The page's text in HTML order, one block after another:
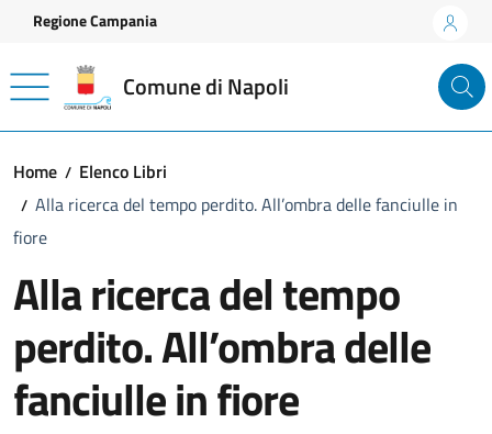
Vai ai contenuti
Vai al footer
Regione Campania
Comune di Napoli
Home
Elenco Libri
Alla ricerca del tempo perdito. All’ombra delle fanciulle in
fiore
Alla ricerca del tempo
perdito. All’ombra delle
fanciulle in fiore